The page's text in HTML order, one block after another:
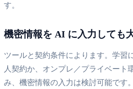
す。
機密情報を AI に入力しても
ツールと契約条件によります。学習
人契約か、オンプレ／プライベート
み、機密情報の入力は検討可能です